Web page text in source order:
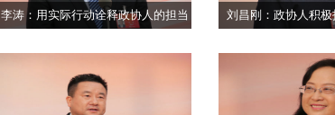
李涛：用实际行动诠释政协人的担当 刘昌刚：政协人积